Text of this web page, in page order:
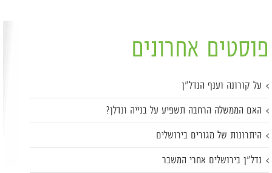
פוסטים אחרונים
על קורונה וענף הנדל"ן
האם הממשלה הרחבה תשפיע על בנייה ונדלן?
היתרונות של מגורים בירושלים
נדל"ן בירושלים אחרי המשבר